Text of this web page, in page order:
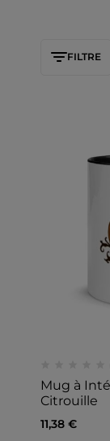
FILTRE
Mug à
Citrouille
11,38 €